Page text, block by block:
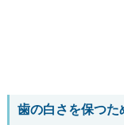
歯の白さを保つた